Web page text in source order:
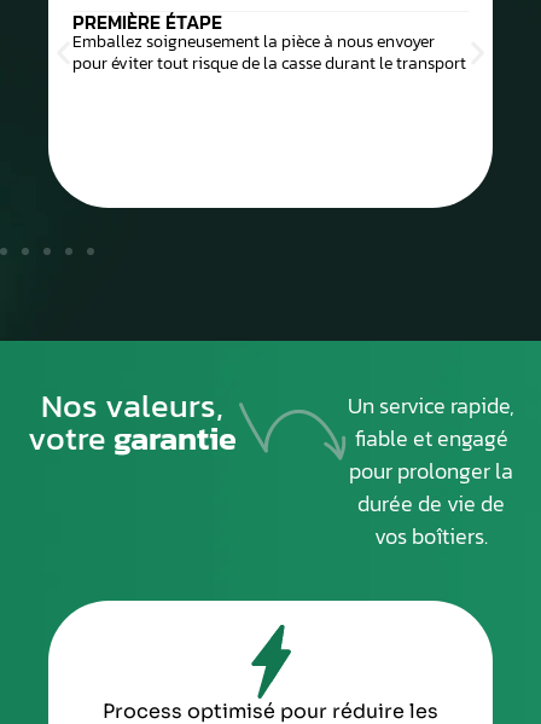
PREMIÈRE ÉTAPE
Emballez soigneusement la pièce à nous envoyer
pour éviter tout risque de la casse durant le transport
Nos valeurs,
votregarantie
Un service rapide,
fiable et engagé
pour prolonger la
durée de vie de
vos boîtiers.
Process optimisé pour réduire les